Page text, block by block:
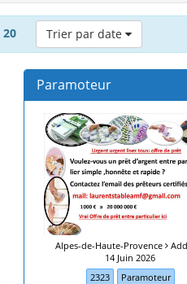
20 Trier par date
Paramoteur
Alpes-de-Haute-Provence
14 Juin 2026
2323
Paramoteur